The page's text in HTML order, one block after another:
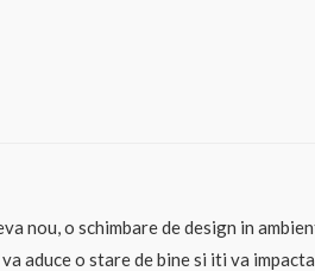
nou, o schimbare de design in
aduce o stare de bine si iti va